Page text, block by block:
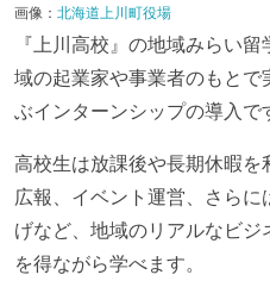
画像： 北海道上川町役場
『上川高校』の地域みらい
域の起業家や事業者のもと
ぶインターンシップの導入で
高校生は放課後や長期休暇を
広報、イベント運営、さら
げなど、地域のリアルなビ
を得ながら学べます。